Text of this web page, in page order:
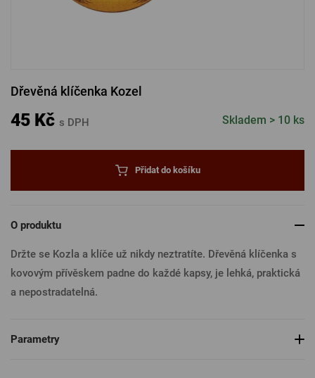
PŘIHLÁSIT PŘES SEZNAM
Dřevěná klíčenka Kozel
45 Kč s DPH Skladem > 10 ks
Přidat do košíku
O produktu
Držte se Kozla a klíče už nikdy neztratíte. Dřevěná klíčenka s
kovovým přívěskem padne do každé kapsy, je lehká, praktická
a nepostradatelná.
Parametry